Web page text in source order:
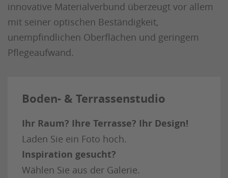
innovative Materialverbund überzeugt vor allem
mit seiner optischen Beständigkeit,
unempfindlichen Oberflächen und geringem
Pflegeaufwand.
Boden- & Terrassenstudio
Ihr Raum? Ihre Terrasse? Ihr Design!
Laden Sie ein Foto hoch.
Inspiration gesucht?
Wählen Sie aus der Galerie.